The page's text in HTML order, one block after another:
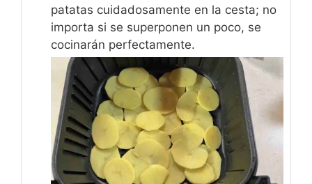
patatas cuidadosamente en la cesta; no
importa si se superponen un poco, se
cocinarán perfectamente.